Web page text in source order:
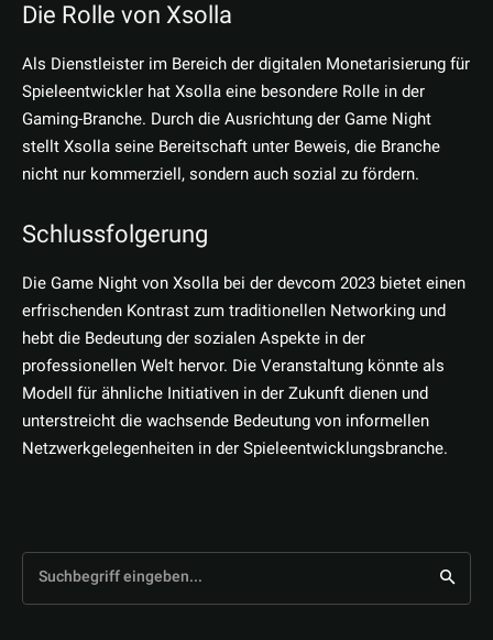
Die Rolle von Xsolla
Als Dienstleister im Bereich der digitalen Monetarisierung für
Spieleentwickler hat Xsolla eine besondere Rolle in der
Gaming-Branche. Durch die Ausrichtung der Game Night
stellt Xsolla seine Bereitschaft unter Beweis, die Branche
nicht nur kommerziell, sondern auch sozial zu fördern.
Schlussfolgerung
Die Game Night von Xsolla bei der devcom 2023 bietet einen
erfrischenden Kontrast zum traditionellen Networking und
hebt die Bedeutung der sozialen Aspekte in der
professionellen Welt hervor. Die Veranstaltung könnte als
Modell für ähnliche Initiativen in der Zukunft dienen und
unterstreicht die wachsende Bedeutung von informellen
Netzwerkgelegenheiten in der Spieleentwicklungsbranche.
Suchbegriff eingeben...